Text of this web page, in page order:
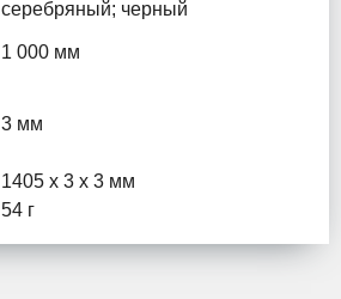
серебряный; черный
1 000 мм
3 мм
1405 x 3 x 3 мм
54 г